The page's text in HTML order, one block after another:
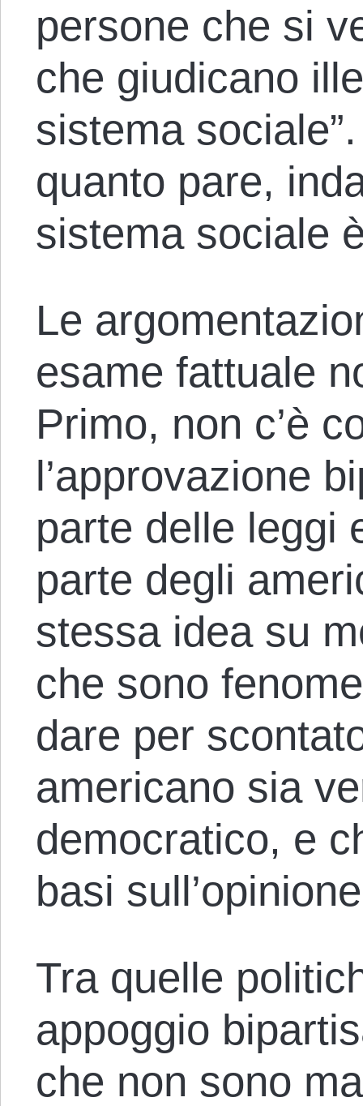
persone che si
che giudicano
sistema
quanto pare,
sistema sociale
Le
esame fattuale
Primo, non c’è
l’approvazione
parte delle leggi
parte degli
stessa idea su
che sono
dare per
americano sia
democratico, e
basi
Tra quelle
appoggio
che non sono